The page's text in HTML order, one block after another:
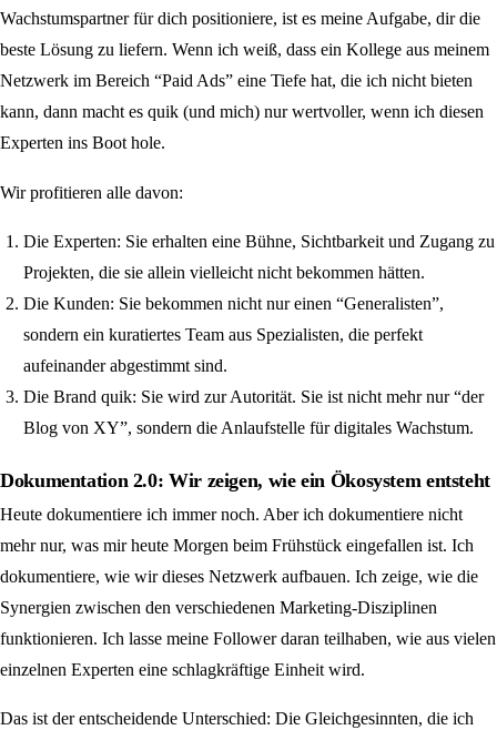
Wachstumspartner für dich positioniere, ist es meine Aufgabe, dir die
beste Lösung zu liefern. Wenn ich weiß, dass ein Kollege aus meinem
Netzwerk im Bereich “Paid Ads” eine Tiefe hat, die ich nicht bieten
kann, dann macht es quik (und mich) nur wertvoller, wenn ich diesen
Experten ins Boot hole.
Wir profitieren alle davon:
Die Experten: Sie erhalten eine Bühne, Sichtbarkeit und Zugang zu
Projekten, die sie allein vielleicht nicht bekommen hätten.
Die Kunden: Sie bekommen nicht nur einen “Generalisten”,
sondern ein kuratiertes Team aus Spezialisten, die perfekt
aufeinander abgestimmt sind.
Die Brand quik: Sie wird zur Autorität. Sie ist nicht mehr nur “der
Blog von XY”, sondern die Anlaufstelle für digitales Wachstum.
Dokumentation 2.0: Wir zeigen, wie ein Ökosystem entsteht
Heute dokumentiere ich immer noch. Aber ich dokumentiere nicht
mehr nur, was mir heute Morgen beim Frühstück eingefallen ist. Ich
dokumentiere, wie wir dieses Netzwerk aufbauen. Ich zeige, wie die
Synergien zwischen den verschiedenen Marketing-Disziplinen
funktionieren. Ich lasse meine Follower daran teilhaben, wie aus vielen
einzelnen Experten eine schlagkräftige Einheit wird.
Das ist der entscheidende Unterschied: Die Gleichgesinnten, die ich